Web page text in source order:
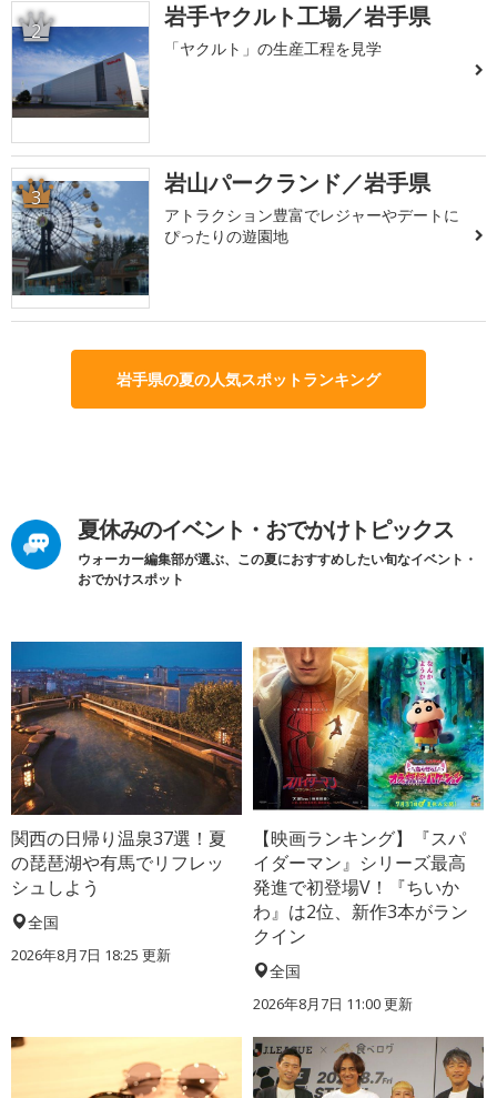
2 岩手ヤクルト工場／岩手県
「ヤクルト」の生産工程を見学
3 岩山パークランド／岩手県
アトラクション豊富でレジャーやデートに
ぴったりの遊園地
岩手県の夏の人気スポットランキング
夏休みのイベント・おでかけトピックス
ウォーカー編集部が選ぶ、この夏におすすめしたい旬なイベント・
おでかけスポット
関西の日帰り温泉37選！夏
の琵琶湖や有馬でリフレッ
シュしよう
全国
2026年8月7日 18:25 更新
【映画ランキング】『スパ
イダーマン』シリーズ最高
発進で初登場V！『ちいか
わ』は2位、新作3本がラン
クイン
全国
2026年8月7日 11:00更新